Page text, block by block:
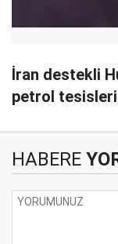
İran destekli
petrol
HABERE